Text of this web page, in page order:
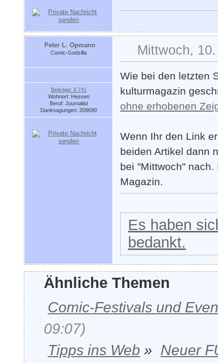
Peter L. Opmann
Comic-Godzilla
Beiträge: 6 741
Wohnort: Hessen
Beruf: Journalist
Danksagungen: 209690
Mittwoch,
Wie bei den letzten
kulturmagazin
ohne erhobenen
Wenn Ihr den Link
beiden Artikel dann
bei "Mittwoch"
Magazin.
Es haben
bedankt.
Ähnliche Themen
Comic-Festivals und
09:07)
Tipps ins Web » Neuer